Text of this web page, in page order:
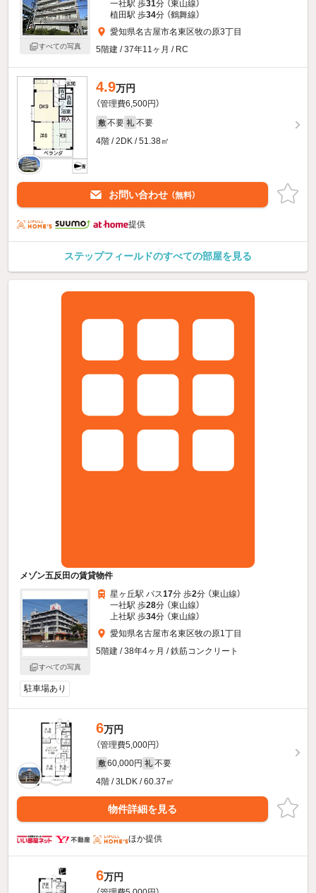
すべての写真
一社駅 歩31分 （東山線）
植田駅 歩34分 （鶴舞線）
愛知県名古屋市名東区牧の原3丁目
5階建 / 37年11ヶ月 / RC
4.9万円
（管理費6,500円）
敷 不要 礼 不要
4階 / 2DK / 51.38㎡
お問い合わせ （無料）
提供
ステップフィールドのすべての部屋を見る
メゾン五反田の賃貸物件
すべての写真
星ヶ丘駅 バス17分 歩2分 （東山線）
一社駅 歩28分 （東山線）
上社駅 歩34分 （東山線）
愛知県名古屋市名東区牧の原1丁目
5階建 / 38年4ヶ月 / 鉄筋コンクリート
駐車場あり
6万円
（管理費5,000円）
敷 60,000円 礼 不要
4階 / 3LDK / 60.37㎡
物件詳細を見る
ほか提供
6万円